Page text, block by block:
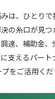
は、ひとり
の糸口が見つ
達、補助金、
支えるパート
をご活用くだ